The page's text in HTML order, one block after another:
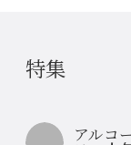
特集
アルコ